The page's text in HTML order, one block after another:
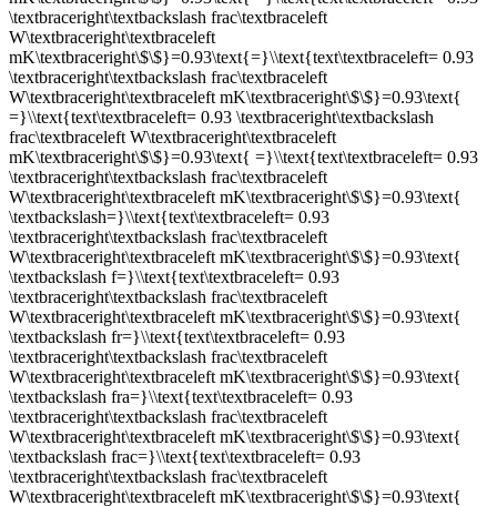
\textbraceright\textbackslash frac\textbraceleft
W\textbraceright\textbraceleft
mK\textbraceright\$\$}=0.93\text{=}\\text{text\textbraceleft= 0.93
\textbraceright\textbackslash frac\textbraceleft
W\textbraceright\textbraceleft mK\textbraceright\$\$}=0.93\text{
=}\\text{text\textbraceleft= 0.93 \textbraceright\textbackslash
frac\textbraceleft W\textbraceright\textbraceleft
mK\textbraceright\$\$}=0.93\text{ =}\\text{text\textbraceleft= 0.93
\textbraceright\textbackslash frac\textbraceleft
W\textbraceright\textbraceleft mK\textbraceright\$\$}=0.93\text{
\textbackslash=}\\text{text\textbraceleft= 0.93
\textbraceright\textbackslash frac\textbraceleft
W\textbraceright\textbraceleft mK\textbraceright\$\$}=0.93\text{
\textbackslash f=}\\text{text\textbraceleft= 0.93
\textbraceright\textbackslash frac\textbraceleft
W\textbraceright\textbraceleft mK\textbraceright\$\$}=0.93\text{
\textbackslash fr=}\\text{text\textbraceleft= 0.93
\textbraceright\textbackslash frac\textbraceleft
W\textbraceright\textbraceleft mK\textbraceright\$\$}=0.93\text{
\textbackslash fra=}\\text{text\textbraceleft= 0.93
\textbraceright\textbackslash frac\textbraceleft
W\textbraceright\textbraceleft mK\textbraceright\$\$}=0.93\text{
\textbackslash frac=}\\text{text\textbraceleft= 0.93
\textbraceright\textbackslash frac\textbraceleft
W\textbraceright\textbraceleft mK\textbraceright\$\$}=0.93\text{